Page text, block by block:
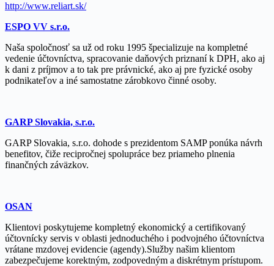
http://www.reliart.sk/
ESPO VV s.r.o.
Naša spoločnosť sa už od roku 1995 špecializuje na kompletné
vedenie účtovníctva, spracovanie daňových priznaní k DPH, ako aj
k dani z príjmov a to tak pre právnické, ako aj pre fyzické osoby
podnikateľov a iné samostatne zárobkovo činné osoby.
GARP Slovakia, s.r.o.
GARP Slovakia, s.r.o. dohode s prezidentom SAMP ponúka návrh
benefitov, čiže recipročnej spolupráce bez priameho plnenia
finančných záväzkov.
OSAN
Klientovi poskytujeme kompletný ekonomický a certifikovaný
účtovnícky servis v oblasti jednoduchého i podvojného účtovníctva
vrátane mzdovej evidencie (agendy).Služby našim klientom
zabezpečujeme korektným, zodpovedným a diskrétnym prístupom.